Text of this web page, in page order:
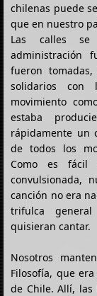
chilenas puede
que en nuestro
Las calles
administración
fueron
solidarios con
movimiento
estaba
rápidamente un
de todos los
Como es fácil
convulsionada,
canción no era
trifulca
quisieran cantar.
Nosotros
Filosofía, que
de Chile. Allí, las